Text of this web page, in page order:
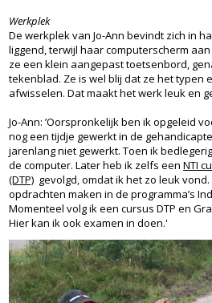
Werkplek
De werkplek van Jo-Ann bevindt zich in
liggend, terwijl haar computerscherm
ze een klein aangepast toetsenbord,
tekenblad. Ze is wel blij dat ze het typen
afwisselen. Dat maakt het werk leuk en
Jo-Ann: ’Oorspronkelijk ben ik opgeleid
nog een tijdje gewerkt in de
jarenlang niet gewerkt. Toen ik
de computer. Later heb ik zelfs een NTI
(DTP) gevolgd, omdat ik het zo leuk
opdrachten maken in de programma’s
Momenteel volg ik een cursus DTP en
Hier kan ik ook examen in doen.'